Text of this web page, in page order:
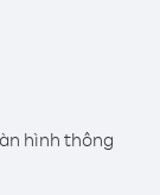
hình thông